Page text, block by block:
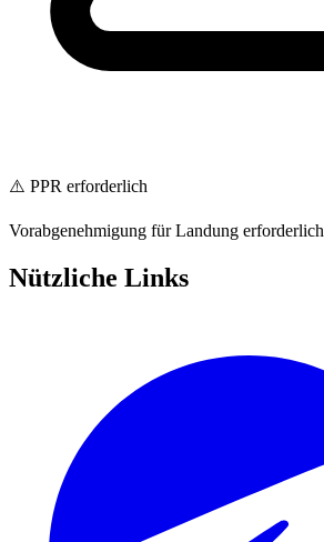
⚠️ PPR erforderlich
Vorabgenehmigung für Landung erforderlich
Nützliche Links